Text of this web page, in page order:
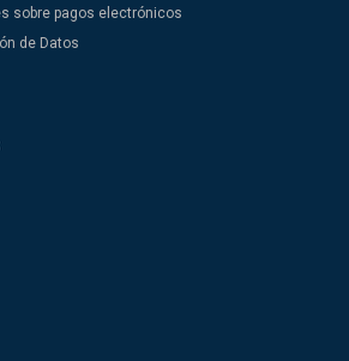
sobre pagos electrónicos
de Datos